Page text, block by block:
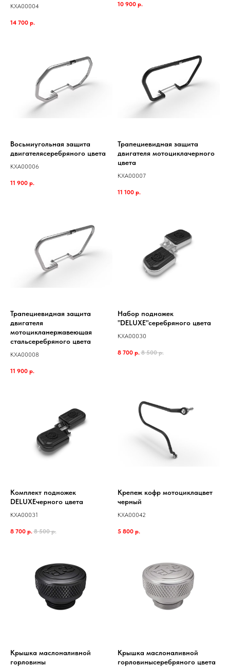
KXA00004
14 700 р.
10 900 р.
Восьмиугольная защита
двигателясеребряного цвета
KXA00006
11 900 р.
Трапециевидная защита
двигателя мотоциклачерного
цвета
KXA00007
11 100 р.
Трапециевидная защита
двигателя
мотоцикланержавеющая
стальсеребряного цвета
KXA00008
11 900 р.
Набор подножек
"DELUXE"серебряного цвета
KXA00030
8 700 р. 8 500 р.
Комплект подножек
DELUXEчерного цвета
KXA00031
8 700 р. 8 500 р.
Крепеж кофр мотоциклацвет
черный
KXA00042
5 800 р.
Крышка маслоналивной
горловины
Крышка маслоналивной
горловинысеребряного цвета